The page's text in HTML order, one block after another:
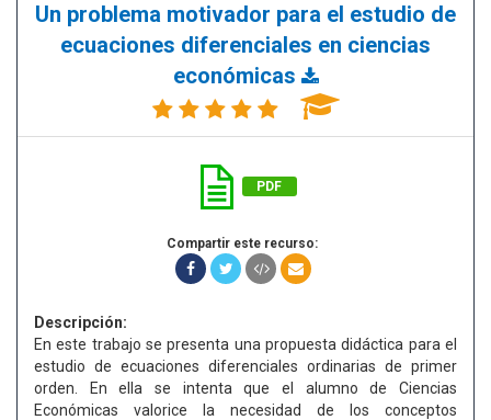
Un problema motivador para el estudio de
ecuaciones diferenciales en ciencias
económicas
PDF
Compartir este recurso:
Descripción:
En este trabajo se presenta una propuesta didáctica para el
estudio de ecuaciones diferenciales ordinarias de primer
orden. En ella se intenta que el alumno de Ciencias
Económicas valorice la necesidad de los conceptos